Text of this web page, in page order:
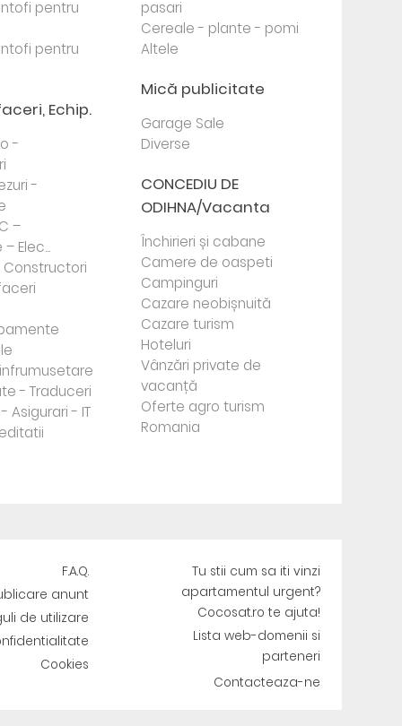
pentru
pentru
Echip.
-
-
–
Elec...
Constructori
- Traduceri
Asigurari - IT
pasari
Cereale - plante - pomi
Altele
Mică publicitate
Garage Sale
Diverse
CONCEDIU DE
ODIHNA/Vacanta
Închirieri și cabane
Camere de oaspeti
Campinguri
Cazare neobișnuită
Cazare turism
Hoteluri
Vânzări private de
vacanță
Oferte agro turism
Romania
F.A.Q.
anunt
de utilizare
Cookies
Tu stii cum sa iti vinzi
apartamentul urgent?
Cocosat.ro te ajuta!
Lista web-domenii si
parteneri
Contacteaza-ne